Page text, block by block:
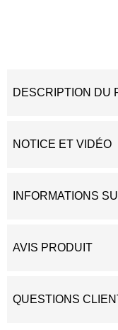
DESCRIPTION DU
NOTICE ET VIDÉO
INFORMATIONS
AVIS PRODUIT
QUESTIONS